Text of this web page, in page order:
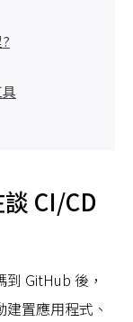
CI/CD
GitHub 後，
置應用程式、